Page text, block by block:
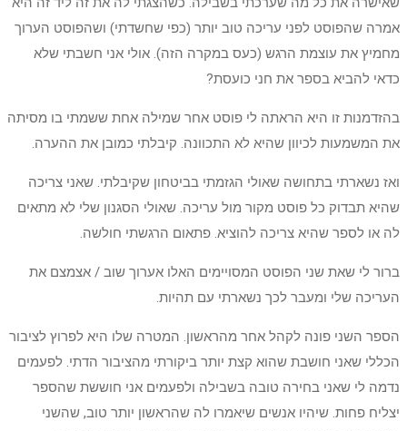
אמרה שהפוסט לפני עריכה טוב יותר (כפי שחשדתי) ושהפוסט הערוך
מחמיץ את עוצמת הרגש (כעס במקרה הזה). אולי אני חשבתי שלא
כדאי להביא בספר את חני כועסת?
בהזדמנות זו היא הראתה לי פוסט אחר שמילה אחת ששמתי בו מסיתה
את המשמעות לכיוון שהיא לא התכוונה. קיבלתי כמובן את ההערה.
ואז נשארתי בתחושה שאולי הגזמתי בביטחון שקיבלתי. שאני צריכה
שהיא תבדוק כל פוסט מקור מול עריכה. שאולי הסגנון שלי לא מתאים
לה או לספר שהיא צריכה להוציא. פתאום הרגשתי חולשה.
ברור לי שאת שני הפוסט המסויימים האלו אערוך שוב / אצמצם את
העריכה שלי ומעבר לכך נשארתי עם תהיות.
הספר השני פונה לקהל אחר מהראשון. המטרה שלו היא לפרוץ לציבור
הכללי שאני חושבת שהוא קצת יותר ביקורתי מהציבור הדתי. לפעמים
נדמה לי שאני בחירה טובה בשבילה ולפעמים אני חוששת שהספר
יצליח פחות. שיהיו אנשים שיאמרו לה שהראשון יותר טוב, שהשני